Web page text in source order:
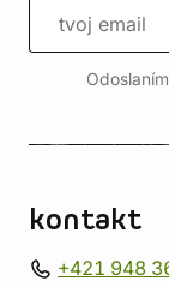
kontakt
+421 948